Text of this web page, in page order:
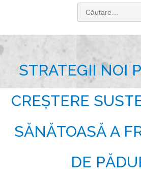
STRATEGII NOI
CREȘTERE
SĂNĂTOASĂ A
DE